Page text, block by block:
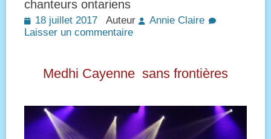
chanteurs ontariens
Posted
on
18 juillet 2017 Auteur
Annie Claire
Laisser un commentaire
Medhi Cayenne sans frontières